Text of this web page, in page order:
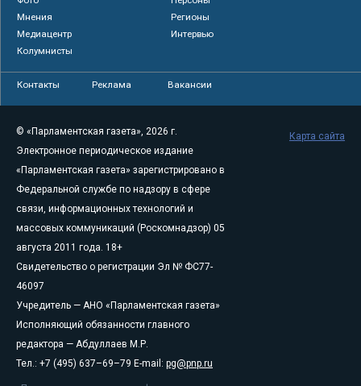
Мнения
Регионы
Медиацентр
Интервью
Колумнисты
Контакты Реклама Вакансии
© «Парламентская газета», 2026 г.
Электронное периодическое издание
«Парламентская газета» зарегистрировано в
Федеральной службе по надзору в сфере
связи, информационных технологий и
массовых коммуникаций (Роскомнадзор) 05
августа 2011 года. 18+
Свидетельство о регистрации Эл № ФС77-
46097
Учредитель — АНО «Парламентская газета»
Исполняющий обязанности главного
редактора — Абдуллаев М.Р.
Тел.: +7 (495) 637–69–79 E-mail: pg@pnp.ru
Карта сайта